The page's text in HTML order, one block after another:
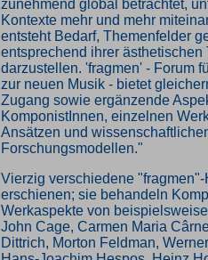
zunehmend global betrachtet,
Kontexte mehr und mehr
entsteht Bedarf, Themenfelder
entsprechend ihrer ästhetischen
darzustellen. 'fragmen' - Forum
zur neuen Musik - bietet
Zugang sowie ergänzende
KomponistInnen, einzelnen
Ansätzen und
Forschungsmodellen."
Vierzig verschiedene
erschienen; sie behandeln
Werkaspekte von
John Cage, Carmen Maria
Dittrich, Morton Feldman,